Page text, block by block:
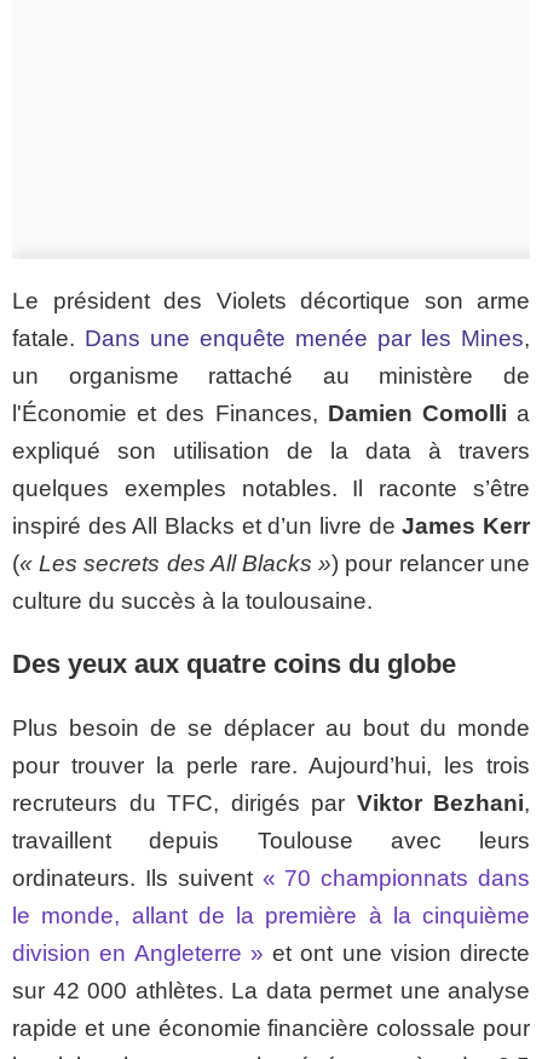
Le président des Violets décortique son arme
fatale. Dans une enquête menée par les Mines,
un organisme rattaché au ministère de
l'Économie et des Finances, Damien Comollia
expliqué son utilisation de la data à travers
quelques exemples notables. Il raconte s’être
inspiré des All Blacks et d’un livre deJames Kerr
(« Les secrets des All Blacks ») pour relancer une
culture du succès à la toulousaine.
Des yeux aux quatre coins du globe
Plus besoin de se déplacer au bout du monde
pour trouver la perle rare. Aujourd’hui, les trois
recruteurs du TFC, dirigés par Viktor Bezhani,
travaillent depuis Toulouse avec leurs
ordinateurs. Ils suivent « 70 championnats dans
le monde, allant de la première à la cinquième
division en Angleterre » et ont une vision directe
sur 42 000 athlètes. La data permet une analyse
rapide et une économie financière colossale pour